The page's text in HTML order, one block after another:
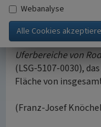
der Karte der Kölner
geschützt. Es liegt
Uferbereiche von
(LSG-5107-0030),
Fläche von
(Franz-Josef
Webanalyse